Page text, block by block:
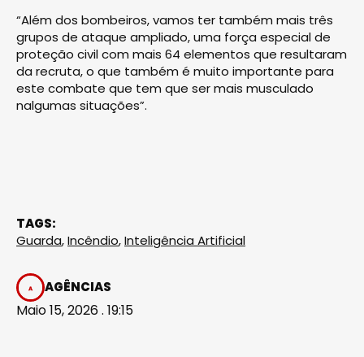
“Além dos bombeiros, vamos ter também mais três
grupos de ataque ampliado, uma força especial de
proteção civil com mais 64 elementos que resultaram
da recruta, o que também é muito importante para
este combate que tem que ser mais musculado
nalgumas situações”.
TAGS:
Guarda,Incêndio,Inteligência Artificial
AGÊNCIAS
Maio 15, 2026 . 19:15